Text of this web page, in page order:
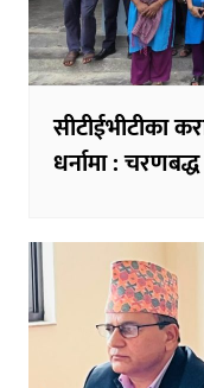
सीटीईभीटीका
धर्नामा :